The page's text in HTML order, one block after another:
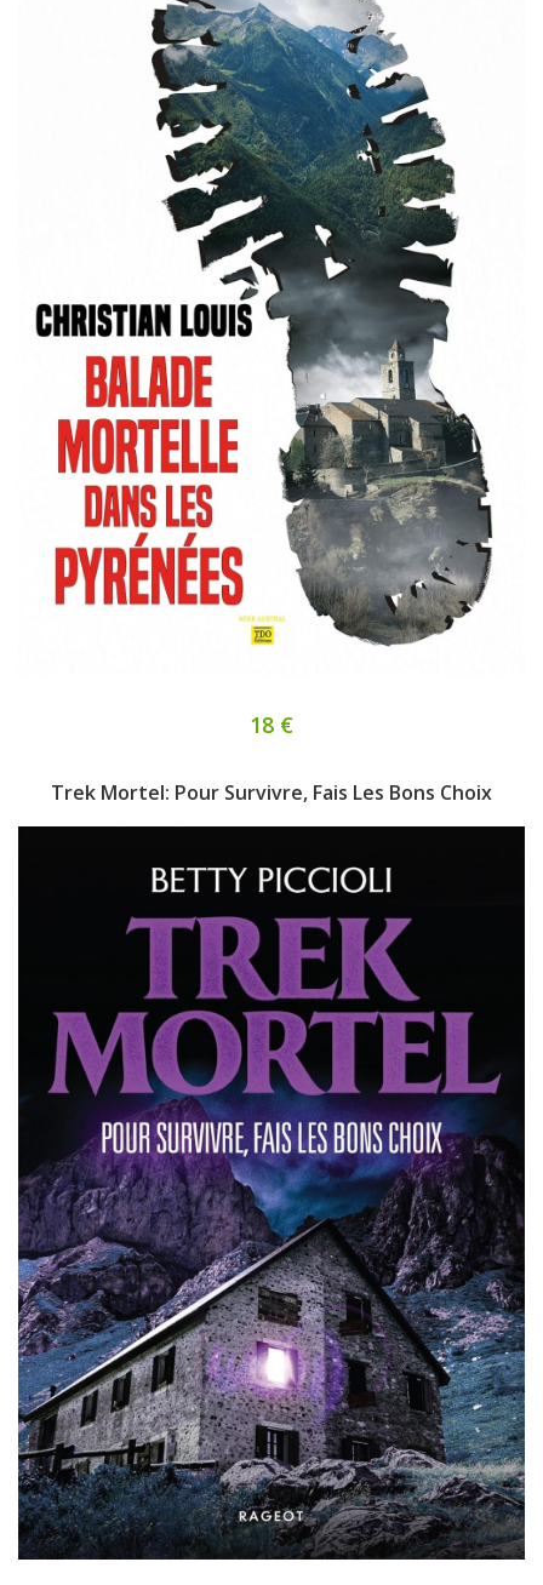
18 €
Trek Mortel: Pour Survivre, Fais Les Bons Choix